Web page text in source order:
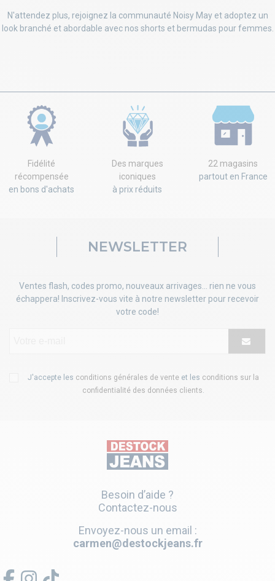
N'attendez plus, rejoignez la communauté Noisy May et adoptez un
look branché et abordable avec nos shorts et bermudas pour femmes.
Fidélité
récompensée
en bons d'achats
Des marques
iconiques
à prix réduits
22 magasins
partout en France
NEWSLETTER
Ventes flash, codes promo, nouveaux arrivages... rien ne vous
échappera! Inscrivez-vous vite à notre newsletter pour recevoir
votre code!
J'accepte les conditions générales de vente et les conditions sur la
confidentialité des données clients
Besoin d’aide ?
Contactez-nous
Envoyez-nous un email :
carmen@destockjeans.fr